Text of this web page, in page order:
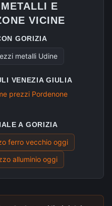
E
VICINE
GORIZIA
metalli Udine
VENEZIA GIULIA
prezzi Pordenone
A GORIZIA
ferro vecchio oggi
alluminio oggi